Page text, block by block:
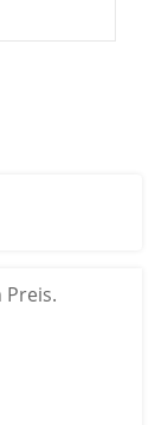
Preis.